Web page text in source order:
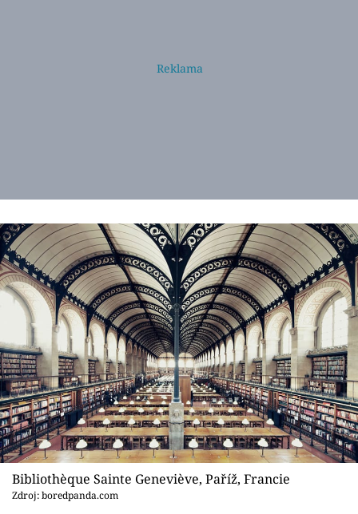
Bibliothèque Sainte Geneviève, Paříž, Francie
Zdroj: boredpanda.com